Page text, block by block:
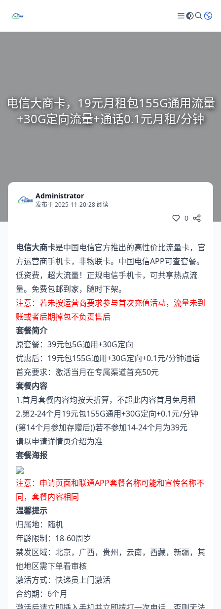
电信大商卡，19元月租包155G通用流量
+30G定向流量+通话0.1元月租/分钟
Administrator
发布于 2025-11-20/28 阅读
0
电信大商卡是中国电信官方推出的高性价比流量卡，官
方运营商手机卡，非物联卡。中国电信APP可查套餐。
低资费，超大流量！正规电信手机卡，可共享热点流
量。免费包邮到家，随时下架。
注意：若未按运营商要求参与首次充值活动，流量未到
账或者后期掉包不负责售后
套餐简介
原套餐：39元包5G通用+30G定向
优惠后：19元包155G通用+30G定向+0.1元/分钟通话
首充要求：激活当月在专属渠道首充50元
套餐内容
1.首月套餐内容均按天折算，不超此内容首月免月租
2.第2-24个月19元包155G通用+30G定向+0.1元/分钟
(第14个月参加存赠后))若不参加14-24个月为39元
请以申请详情页介绍为准
套餐海报
注意：申请页面和联通APP套餐名称可能和宣传名称不
同，套餐内容相同
温馨提示
归属地：随机
年龄限制：18-60周岁
禁发区域：北京，广西，贵州，云南，西藏，新疆，其
他地区需下单看审核
激活方式：快递员上门激活
合约期：6个月